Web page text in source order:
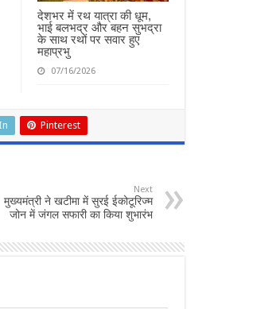
देशभर में रथ यात्रा की धूम,
भाई बलभद्र और बहन सुभद्रा
के साथ रथों पर सवार हुए
महाप्रभु
07/16/2026
Pinterest
Next
मुख्यमंत्री ने खटीमा में सुरई ईकोटूरिज्म
जोन में जंगल सफारी का किया शुभारंभ